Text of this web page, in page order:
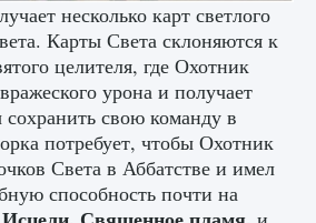
несколько карт светлого
Карты Света склоняются к
целителя, где Охотник
урона и получает
свою команду в
потребует, чтобы Охотник
Света в Аббатстве и имел
способность почти на